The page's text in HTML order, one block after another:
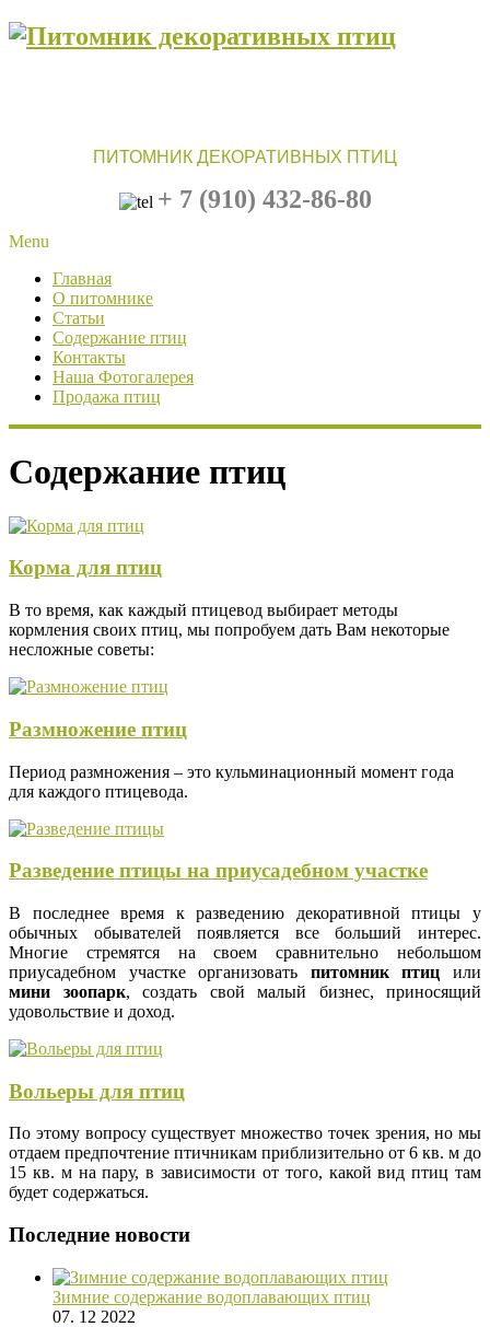
ПИТОМНИК ДЕКОРАТИВНЫХ ПТИЦ
+ 7 (910) 432-86-80
Menu
Главная
О питомнике
Статьи
Содержание птиц
Контакты
Наша Фотогалерея
Продажа птиц
Содержание птиц
Корма для птиц
В то время, как каждый птицевод выбирает методы
кормления своих птиц, мы попробуем дать Вам некоторые
несложные советы:
Размножение птиц
Период размножения – это кульминационный момент года
для каждого птицевода.
Разведение птицы на приусадебном участке
В последнее время к разведению декоративной птицы у
обычных обывателей появляется все больший интерес.
Многие стремятся на своем сравнительно небольшом
приусадебном участке организовать питомник птиц или
мини зоопарк, создать свой малый бизнес, приносящий
удовольствие и доход.
Вольеры для птиц
По этому вопросу существует множество точек зрения, но мы
отдаем предпочтение птичникам приблизительно от 6 кв. м до
15 кв. м на пару, в зависимости от того, какой вид птиц там
будет содержаться.
Последние новости
Зимние содержание водоплавающих птиц
07. 12 2022